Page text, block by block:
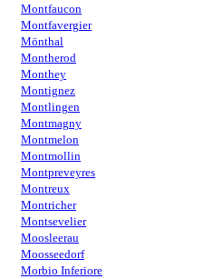
Montfaucon
Montfavergier
Mönthal
Montherod
Monthey
Montignez
Montlingen
Montmagny
Montmelon
Montmollin
Montpreveyres
Montreux
Montricher
Montsevelier
Moosleerau
Moosseedorf
Morbio Inferiore